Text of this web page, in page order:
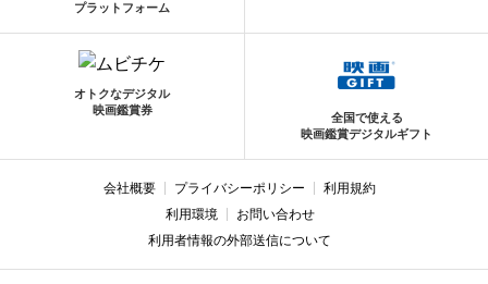
プラットフォーム
オトクなデジタル
映画鑑賞券
全国で使える
映画鑑賞デジタルギフト
会社概要 プライバシーポリシー
利用規約
利用環境
お問い合わせ
利用者情報の外部送信について